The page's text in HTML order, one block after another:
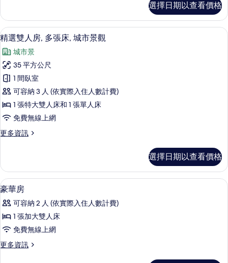
觀
(Deluxe)
的
所
有
相
片
市
景
觀
(Deluxe)
的
詳
情
所
有
相
片
雙
床
房
(Deluxe)
的
詳
情
選擇日期以查看價格
顯
示
精
選
雙
人
房,
張
城
市
景
觀
的
所
有
精選雙人房, 多張床, 城市景觀 | 迷你
10
精選雙人房, 多張床, 城市景觀
城市景
35 平方公尺
1 間臥室
可容納 3 人 (依實際入住人數計費)
1 張特大雙人床和 1 張單人床
免費無線上網
更多資訊
更
雙
人
房,
張
床,
市
景
觀
選擇日期以查看價格
顯
示
豪
華
的
迷你吧、客房內保險箱、書桌、遮光
6
豪華房
可容納 2 人 (依實際入住人數計費)
1 張加大雙人床
免費無線上網
更多資訊
更